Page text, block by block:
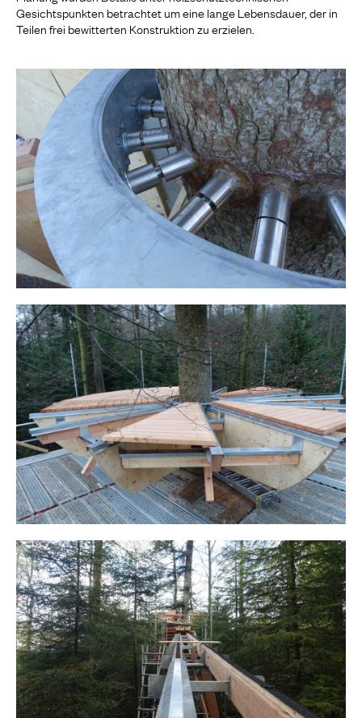
Gesichtspunkten betrachtet um eine lange Lebensdauer, der in
Teilen frei bewitterten Konstruktion zu erzielen.